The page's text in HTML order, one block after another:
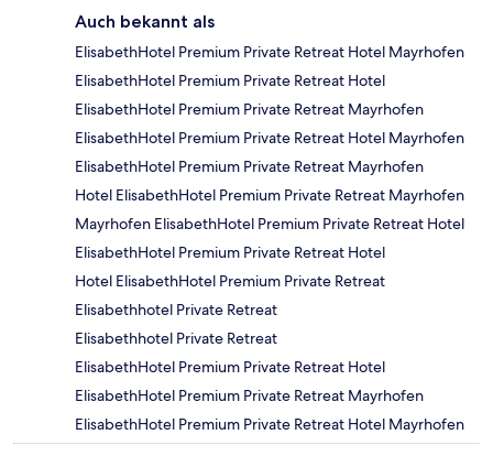
Auch bekannt als
ElisabethHotel Premium Private Retreat Hotel Mayrhofen
ElisabethHotel Premium Private Retreat Hotel
ElisabethHotel Premium Private Retreat Mayrhofen
ElisabethHotel Premium Private Retreat Hotel Mayrhofen
ElisabethHotel Premium Private Retreat Mayrhofen
Hotel ElisabethHotel Premium Private Retreat Mayrhofen
Mayrhofen ElisabethHotel Premium Private Retreat Hotel
ElisabethHotel Premium Private Retreat Hotel
Hotel ElisabethHotel Premium Private Retreat
Elisabethhotel Private Retreat
Elisabethhotel Private Retreat
ElisabethHotel Premium Private Retreat Hotel
ElisabethHotel Premium Private Retreat Mayrhofen
ElisabethHotel Premium Private Retreat Hotel Mayrhofen